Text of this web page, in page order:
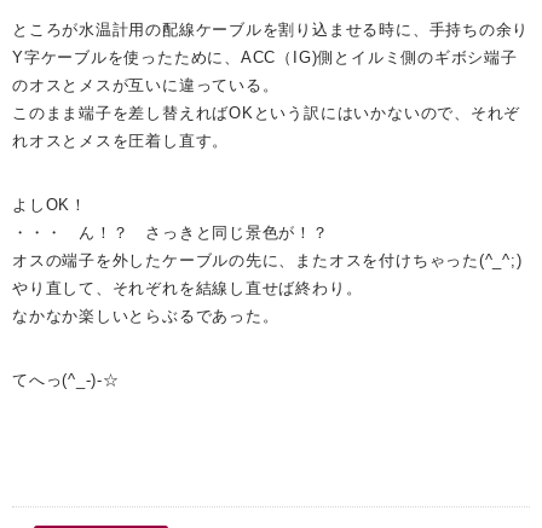
ところが水温計用の配線ケーブルを割り込ませる時に、手持ちの余り
Y字ケーブルを使ったために、ACC（IG)側とイルミ側のギボシ端子
のオスとメスが互いに違っている。
このまま端子を差し替えればOKという訳にはいかないので、それぞ
れオスとメスを圧着し直す。
よしOK！
・・・ ん！？ さっきと同じ景色が！？
オスの端子を外したケーブルの先に、またオスを付けちゃった(^_^;)
やり直して、それぞれを結線し直せば終わり。
なかなか楽しいとらぶるであった。
てへっ(^_-)-☆